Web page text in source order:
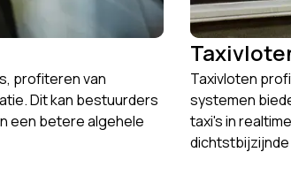
profiteren van
Dit kan bestuurders
een betere algehele
Taxivloten
systemen
taxi's in